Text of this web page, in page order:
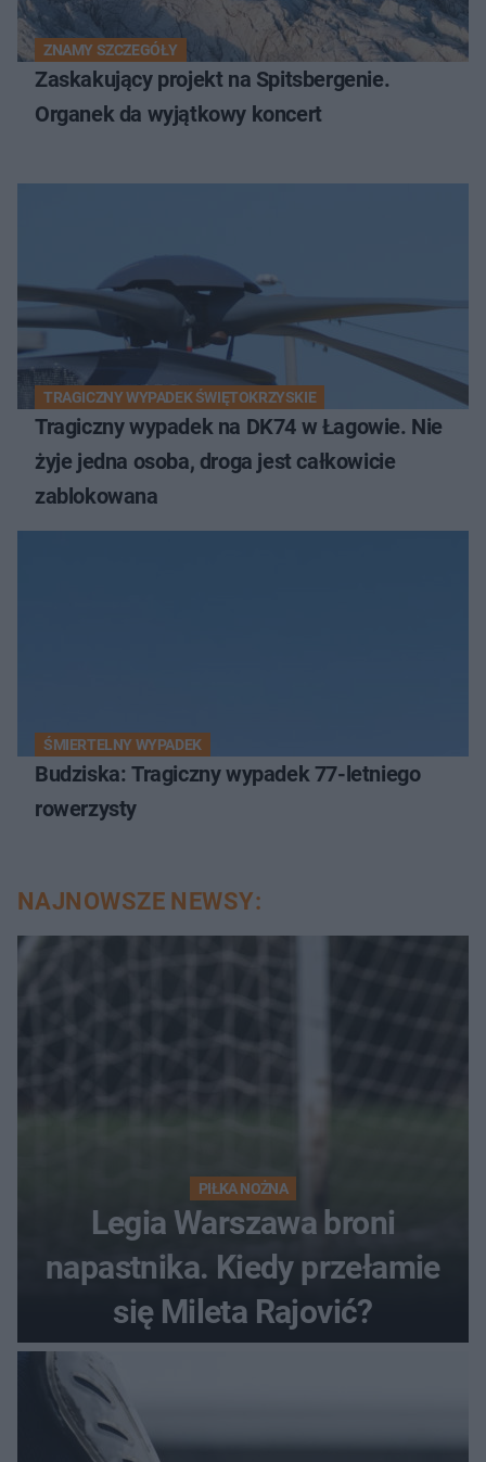
ZNAMY SZCZEGÓŁY
Zaskakujący projekt na Spitsbergenie.
Organek da wyjątkowy koncert
TRAGICZNY WYPADEK ŚWIĘTOKRZYSKIE
Tragiczny wypadek na DK74 w Łagowie. Nie
żyje jedna osoba, droga jest całkowicie
zablokowana
ŚMIERTELNY WYPADEK
Budziska: Tragiczny wypadek 77-letniego
rowerzysty
NAJNOWSZE NEWSY:
PIŁKA NOŻNA
Legia Warszawa broni
napastnika. Kiedy przełamie
się Mileta Rajović?